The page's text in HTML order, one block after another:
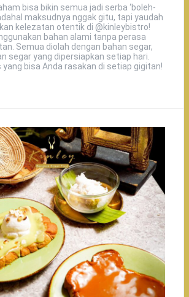
bisa bikin semua jadi serba ‘boleh-
maksudnya nggak gitu, tapi yaudah
kelezatan otentik di @kinleybistro!
bahan alami tanpa perasa
Semua diolah dengan bahan segar,
segar yang dipersiapkan setiap hari.
bisa Anda rasakan di setiap gigitan!